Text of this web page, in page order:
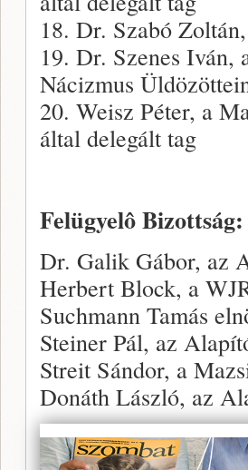
18. Dr. Szabó
19. Dr. Szenes
Nácizmus
20. Weisz Péter, a
által delegált tag
Felügyelô Bizottság:
Dr. Galik Gábor, az
Herbert Block, a
Suchmann Tamás
Steiner Pál, az
Streit Sándor, a
Donáth László, az